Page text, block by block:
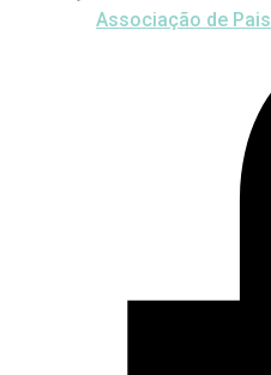
Associação de Pais